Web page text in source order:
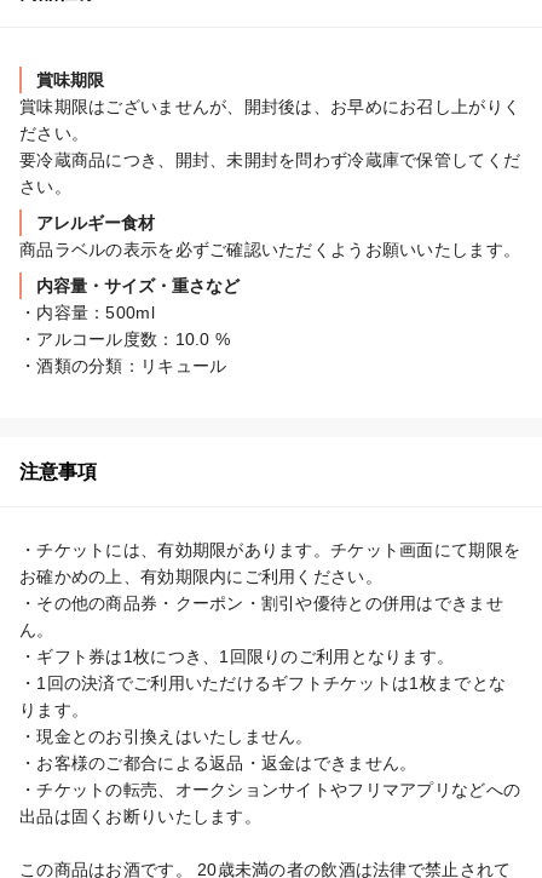
賞味期限
賞味期限はございませんが、開封後は、お早めにお召し上がりく
ださい。
要冷蔵商品につき、開封、未開封を問わず冷蔵庫で保管してくだ
さい。
アレルギー食材
商品ラベルの表示を必ずご確認いただくようお願いいたします。
内容量・サイズ・重さなど
・内容量：500ml
・アルコール度数：10.0 %
・酒類の分類：リキュール
注意事項
・チケットには、有効期限があります。チケット画面にて期限を
お確かめの上、有効期限内にご利用ください。
・その他の商品券・クーポン・割引や優待との併用はできませ
ん。
・ギフト券は1枚につき、1回限りのご利用となります。
・1回の決済でご利用いただけるギフトチケットは1枚までとな
ります。
・現金とのお引換えはいたしません。
・お客様のご都合による返品・返金はできません。
・チケットの転売、オークションサイトやフリマアプリなどへの
出品は固くお断りいたします。
この商品はお酒です。 20歳未満の者の飲酒は法律で禁止されて